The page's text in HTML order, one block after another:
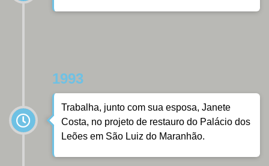
1993
Trabalha, junto com sua esposa, Janete
Costa, no projeto de restauro do Palácio dos
Leões em São Luiz do Maranhão.